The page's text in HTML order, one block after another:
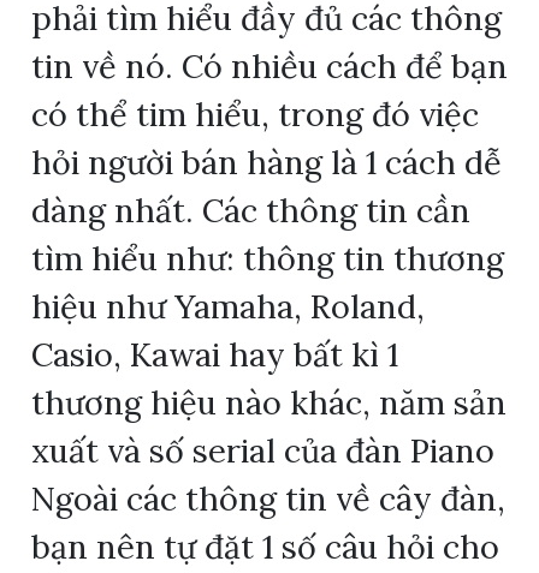
phải tìm hiểu đầy đủ các thông
tin về nó. Có nhiều cách để bạn
có thể tim hiểu, trong đó việc
hỏi người bán hàng là 1 cách dễ
dàng nhất. Các thông tin cần
tìm hiểu như: thông tin thương
hiệu như Yamaha, Roland,
Casio, Kawai hay bất kì 1
thương hiệu nào khác, năm sản
xuất và số serial của đàn Piano
Ngoài các thông tin về cây đàn,
bạn nên tự đặt 1 số câu hỏi cho